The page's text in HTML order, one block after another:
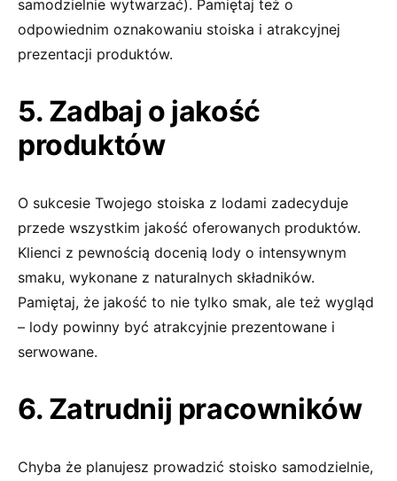
samodzielnie wytwarzać). Pamiętaj też o
odpowiednim oznakowaniu stoiska i atrakcyjnej
prezentacji produktów.
5. Zadbaj o jakość
produktów
O sukcesie Twojego stoiska z lodami zadecyduje
przede wszystkim jakość oferowanych produktów.
Klienci z pewnością docenią lody o intensywnym
smaku, wykonane z naturalnych składników.
Pamiętaj, że jakość to nie tylko smak, ale też wygląd
– lody powinny być atrakcyjnie prezentowane i
serwowane.
6. Zatrudnij pracowników
Chyba że planujesz prowadzić stoisko samodzielnie,